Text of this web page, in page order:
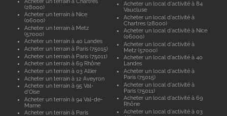
(28000)
Acheter un terrain à Nice
(06000)
Acheter un terrain à Metz
(57000)
Acheter un terrain à 40 Landes
Acheter un terrain à Paris (75015)
Acheter un terrain à Paris (75011)
Acheter un terrain à 69 Rhône
Acheter un terrain à 03 Allier
Acheter un terrain à 12 Aveyron
Acheter un terrain à 95 Val-
d'Oise
Acheter un terrain à 94 Val-de-
Marne
Acheter un terrain à Paris
Acheter un local d'activité à 84
Vaucluse
Acheter un local d'activité à
Chartres (28000)
Acheter un local d'activité à Nice
(06000)
Acheter un local d'activité à
Metz (57000)
Acheter un local d'activité à 40
Landes
Acheter un local d'activité à
Paris (75015)
Acheter un local d'activité à
Paris (75011)
Acheter un local d'activité à 69
Rhône
Acheter un local d'activité à 03